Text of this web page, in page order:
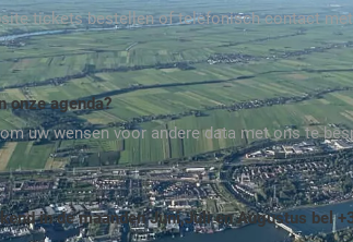
tickets bestellen of telefonisch contact
onze agenda?
uw wensen voor andere data met ons te
in de maanden Juni,Juli en Augustus bel